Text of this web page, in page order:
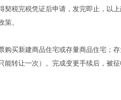
税完税凭证后申请，发完即止，以
策。
买新建商品住宅或存量商品住宅；
能转让一次）。完成变更手续后，被